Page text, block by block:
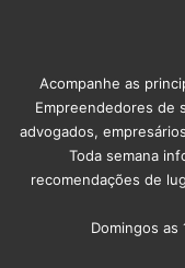
Acompanhe as
Empreendedores de
advogados,
Toda semana
recomendações de
Domingos as